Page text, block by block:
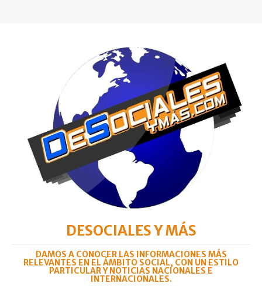
DESOCIALES Y MÁS
DAMOS A CONOCER LAS INFORMACIONES MÁS
RELEVANTES EN EL ÁMBITO SOCIAL, CON UN ESTILO
PARTICULAR Y NOTICIAS NACIONALES E
INTERNACIONALES.